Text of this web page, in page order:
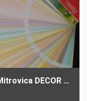
Prodaja boja i lakova Sremska Mitrovica DECOR STORE